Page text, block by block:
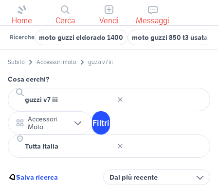
Home Cerca Vendi Messaggi
Ricerche moto guzzi eldorado 1400 moto guzzi 850 t3 usata
Subito Accessori moto guzzi v7 iii
Cosa cerchi?
Accessori
Moto
Filtri
Salva ricerca Dal più recente